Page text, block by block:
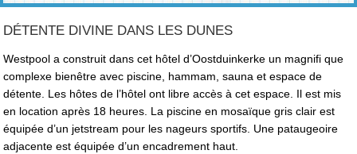
DÉTENTE DIVINE DANS LES DUNES
Westpool a construit dans cet hôtel d’Oostduinkerke un magnifi que
complexe bienêtre avec piscine, hammam, sauna et espace de
détente. Les hôtes de l’hôtel ont libre accès à cet espace. Il est mis
en location après 18 heures. La piscine en mosaïque gris clair est
équipée d’un jetstream pour les nageurs sportifs. Une pataugeoire
adjacente est équipée d’un encadrement haut.